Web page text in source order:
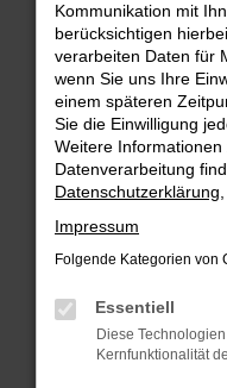
Fehler:
Beim Laden ist ein
Hier sind ein paar
Überprüfe
Laden andere
Suchmaschine?
Prüfe deine
können das
verhindern.
anderen
Kommunikation mit
berücksichtigen
verarbeiten Daten für
wenn Sie uns Ihre
einem späteren
Sie die Einwilligung
Weitere
Datenverarbeitung
Datenschutzerklärung
Impressum
Folgende Kategorien von
Essentiell
Diese
Kernfunktionalität